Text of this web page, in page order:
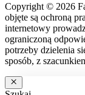
Copyright © 2026
objęte są ochroną
internetowy
ograniczoną
potrzeby dzielenia
sposób, z